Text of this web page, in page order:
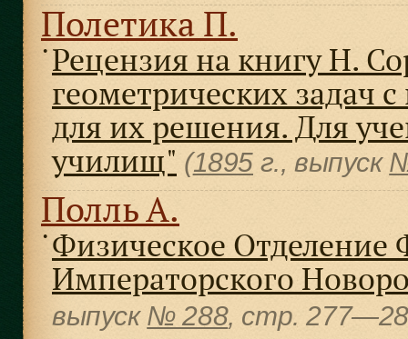
Полетика П.
● Рецензия на книгу Н.
геометрических задач
для их решения. Для
училищ" (1895 г., выпуск
Полль А.
● Физическое Отделение
Императорского
выпуск № 288, cтр.